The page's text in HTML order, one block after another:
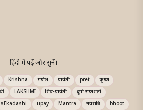
— हिंदी में पढ़ें और सुनें।
Krishna गणेश पार्वती pret
कृष्ण
LAKSHMI शिव-पार्वती
दुर्गा सप्तशती
#Ekadashi upay Mantra नवरात्रि bhoot